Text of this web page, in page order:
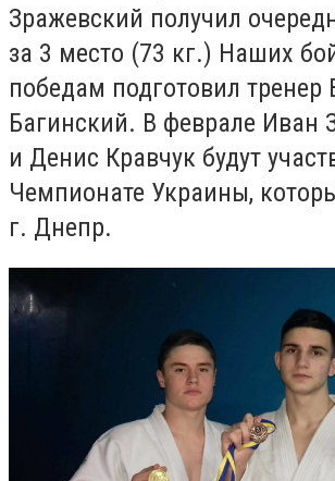
Зражевский получил
за 3 место (73 кг.) Наших
победам подготовил тренер
Багинский. В феврале Иван
и Денис Кравчук будут
Чемпионате Украины,
г. Днепр.